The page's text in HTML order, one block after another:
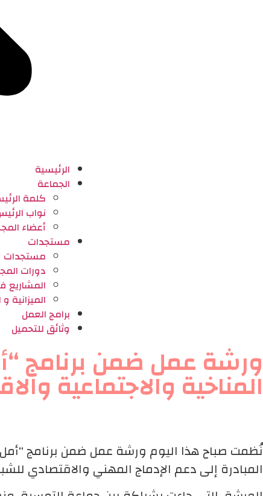
الرئيسية
الجماعة
كلمة
نواب
أعضاء
مستجدات
مستجدات
دورات
المشاريع
⁠الميزانية
برامج العمل
وثائق للتحميل
ورشة عمل ضمن برنامج
المناخية والاجتماعية
نُظمت صباح هذا اليوم ورشة عمل ضمن برنامج “أمل”
المبادرة إلى دعم الإدماج المهني والاقتصادي